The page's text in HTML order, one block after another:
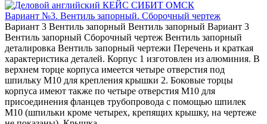
Вариант №3. Вентиль запорный. Сборочный чертеж
Вариант 3 Вентиль запорный Вентиль запорный Вариант 3
Вентиль запорный Сборочный чертеж Вентиль запорный
деталировка Вентиль запорный чертежи Перечень и краткая
характеристика деталей. Корпус 1 изготовлен из алюминия. В
верхнем торце корпуса имеется четыре отверстия под
шпильку М10 для крепления крышки 2. Боковые торцы
корпуса имеют также по четыре отверстия М10 для
присоединения фланцев трубопровода с помощью шпилек
М10 (шпильки кроме четырех, крепящих крышку, на чертеже